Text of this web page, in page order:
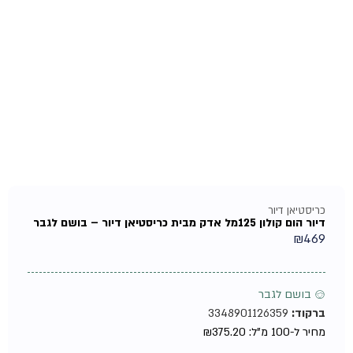
כריסטיאן דיור
דיור הום קולון 125מל אדק מבית כריסטיאן דיור – בושם לגבר
₪469
♂ בושם לגבר
ברקוד:3348901126359
מחיר ל-100 מ"ל:
₪375.20